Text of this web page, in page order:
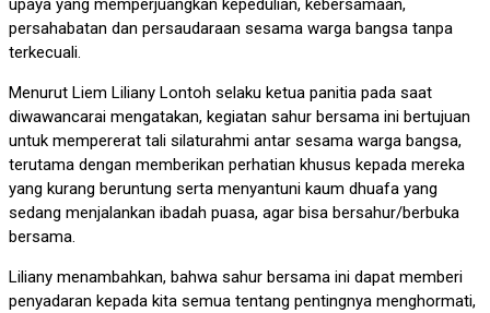
upaya yang memperjuangkan kepedulian, kebersamaan,
persahabatan dan persaudaraan sesama warga bangsa tanpa
terkecuali.
Menurut Liem Liliany Lontoh selaku ketua panitia pada saat
diwawancarai mengatakan, kegiatan sahur bersama ini bertujuan
untuk mempererat tali silaturahmi antar sesama warga bangsa,
terutama dengan memberikan perhatian khusus kepada mereka
yang kurang beruntung serta menyantuni kaum dhuafa yang
sedang menjalankan ibadah puasa, agar bisa bersahur/berbuka
bersama.
Liliany menambahkan, bahwa sahur bersama ini dapat memberi
penyadaran kepada kita semua tentang pentingnya menghormati,